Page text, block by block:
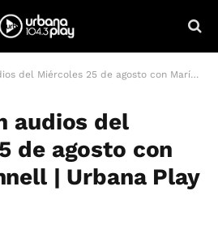
25 de agosto con María O’Donnell | Urbana Play Noticias.
audios del
de agosto con
| Urbana Play